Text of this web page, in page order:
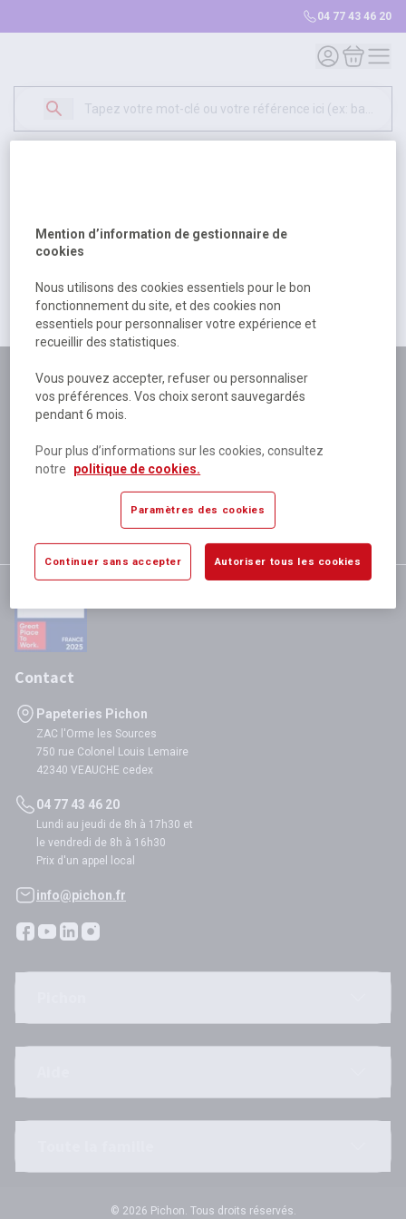
04 77 43 46 20
Mon compte
Mon
500
excuser pour la gêne occasionée.
Retour Retour à l'accueil
Plus de 180 personnes
à votre écoute
Plus de 80 000 références
disponibles
Expédition le jour même
si validation avant 12h
satisfaction totale
Contact
Papeteries Pichon
ZAC l'Orme les Sources
750 rue Colonel Louis Lemaire
42340 VEAUCHE cedex
04 77 43 46 20
Lundi au jeudi de 8h à 17h30 et
le vendredi de 8h à 16h30
Prix d'un appel local
info@pichon.fr
© 2026 Pichon. Tous droits réservés.
Mention d’information de gestionnaire de
cookies
Nous utilisons des cookies essentiels pour le bon
fonctionnement du site, et des cookies non
essentiels pour personnaliser votre expérience et
recueillir des statistiques.
Vous pouvez accepter, refuser ou personnaliser
vos préférences. Vos choix seront sauvegardés
pendant 6 mois.
Pour plus d’informations sur les cookies, consultez
notre
politique de cookies.
Paramètres des cookies
Continuer sans accepter Autoriser tous les cookies